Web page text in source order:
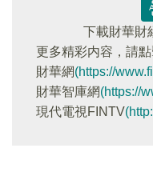
下載財華財
更多精彩内容，請點
財華網(https://
財華智庫網(https://
現代電視FINTV